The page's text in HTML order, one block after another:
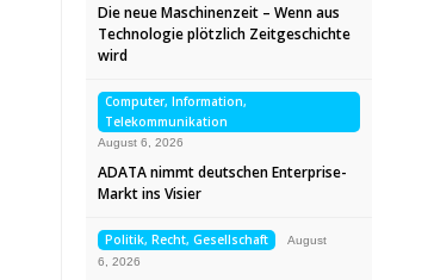
Die neue Maschinenzeit – Wenn aus
Technologie plötzlich Zeitgeschichte
wird
Computer, Information,
Telekommunikation
August 6, 2026
ADATA nimmt deutschen Enterprise-
Markt ins Visier
Politik, Recht, Gesellschaft
August
6, 2026